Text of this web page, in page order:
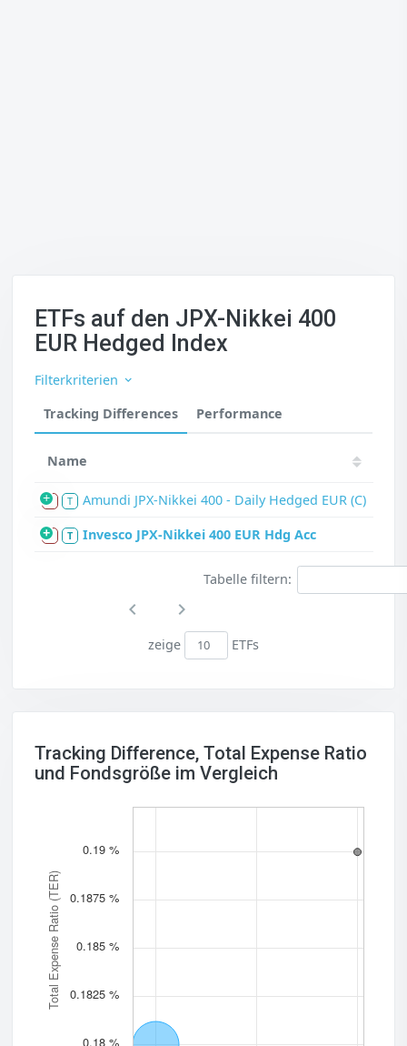
ETFs auf den JPX-Nikkei 400
EUR Hedged Index
Filterkriterien
Tracking Differences
Performance
Name
S T Amundi JPX-Nikkei 400 - Daily Hedged EUR (C)
S T Invesco JPX-Nikkei 400 EUR Hdg Acc
Tabelle filtern:
zeige ETFs
Tracking Difference, Total Expense Ratio
und Fondsgröße im Vergleich
Total Expense Ratio (TER)
0.18 %
0.1825 %
0.185 %
0.1875 %
0.19 %